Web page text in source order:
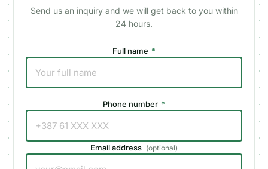
Send us an inquiry and we will get back to you within
24 hours.
Full name *
Phone number *
Email address (optional)